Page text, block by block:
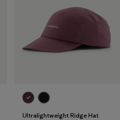
Ultralightweight Ridge Hat